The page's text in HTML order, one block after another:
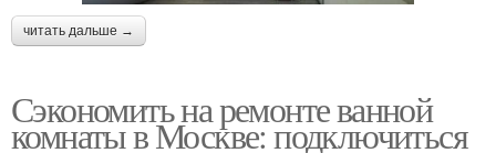
читать дальше →
Сэкономить на ремонте ванной
комнаты в Москве: подключиться